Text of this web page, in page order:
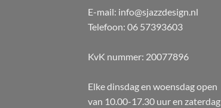
E-mail: info@sjazzdesign.nl
Telefoon: 06 57393603
KvK nummer: 20077896
Elke dinsdag en woensdag open
van 10.00-17.30 uur en zaterdag